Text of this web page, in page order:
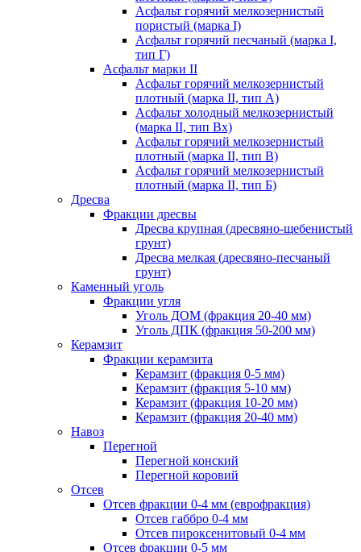
Асфальт горячий мелкозернистый
пористый (марка I)
Асфальт горячий песчаный (марка I,
тип Г)
Асфальт марки II
Асфальт горячий мелкозернистый
плотный (марка II, тип А)
Асфальт холодный мелкозернистый
(марка II, тип Вх)
Асфальт горячий мелкозернистый
плотный (марка II, тип В)
Асфальт горячий мелкозернистый
плотный (марка II, тип Б)
Дресва
Фракции дресвы
Дресва крупная (дресвяно-щебенистый
грунт)
Дресва мелкая (дресвяно-песчаный
грунт)
Каменный уголь
Фракции угля
Уголь ДОМ (фракция 20-40 мм)
Уголь ДПК (фракция 50-200 мм)
Керамзит
Фракции керамзита
Керамзит (фракция 0-5 мм)
Керамзит (фракция 5-10 мм)
Керамзит (фракция 10-20 мм)
Керамзит (фракция 20-40 мм)
Навоз
Перегной
Перегной конский
Перегной коровий
Отсев
Отсев фракции 0-4 мм (еврофракция)
Отсев габбро 0-4 мм
Отсев пироксенитовый 0-4 мм
Отсев фракции 0-5 мм